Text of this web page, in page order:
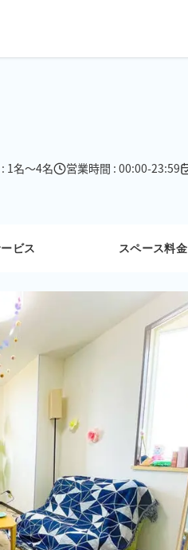
1名〜4名 営業時間 : 00:00-23:59
ビス スペース料金